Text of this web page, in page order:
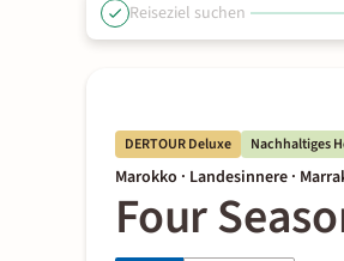
Reiseziel suchen
DERTOUR Deluxe Nachhaltiges
Marokko · Landesinnere ·
Four